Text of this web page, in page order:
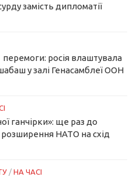
замість дипломатії
росія влаштувала
у залі Генасамблеї ООН
ганчірки»: ще раз до
НАТО на схід
/ НА ЧАСІ